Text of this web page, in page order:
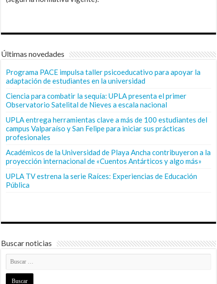
Últimas novedades
Programa PACE impulsa taller psicoeducativo para apoyar la
adaptación de estudiantes en la universidad
Ciencia para combatir la sequía: UPLA presenta el primer
Observatorio Satelital de Nieves a escala nacional
UPLA entrega herramientas clave a más de 100 estudiantes del
campus Valparaíso y San Felipe para iniciar sus prácticas
profesionales
Académicos de la Universidad de Playa Ancha contribuyeron a la
proyección internacional de «Cuentos Antárticos y algo más»
UPLA TV estrena la serie Raíces: Experiencias de Educación
Pública
Buscar noticias